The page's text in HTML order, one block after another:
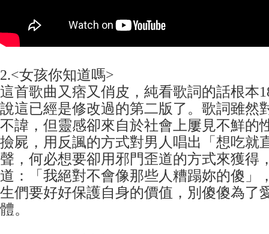
2.<女孩你知道嗎>
這首歌曲又痞又俏皮，純看歌詞的話根本
說這已經是修改過的第二版了。歌詞雖然
不諱，但靈感卻來自於社會上屢見不鮮的
撿屍，用反諷的方式對男人唱出「想吃就
聲，何必想要卻用邪門歪道的方式來獲得
道：「我絕對不會像那些人糟蹋妳的傻」
生們要好好保護自身的價值，別傻傻為了
體。